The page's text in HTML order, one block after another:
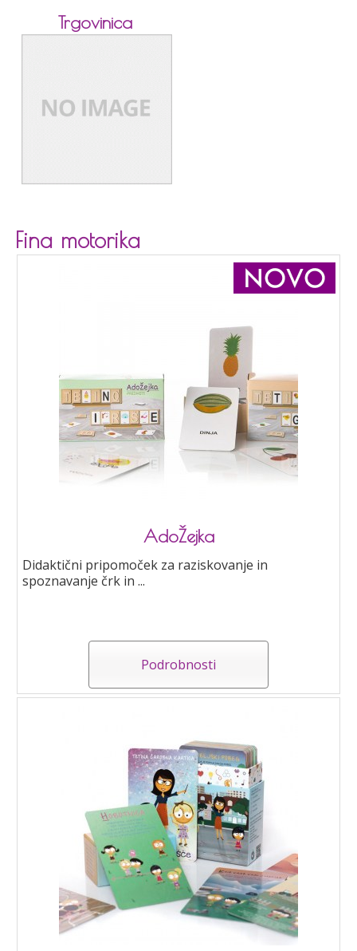
Trgovinica
Fina motorika
AdoŽejka
Didaktični pripomoček za raziskovanje in
spoznavanje črk in ...
Podrobnosti